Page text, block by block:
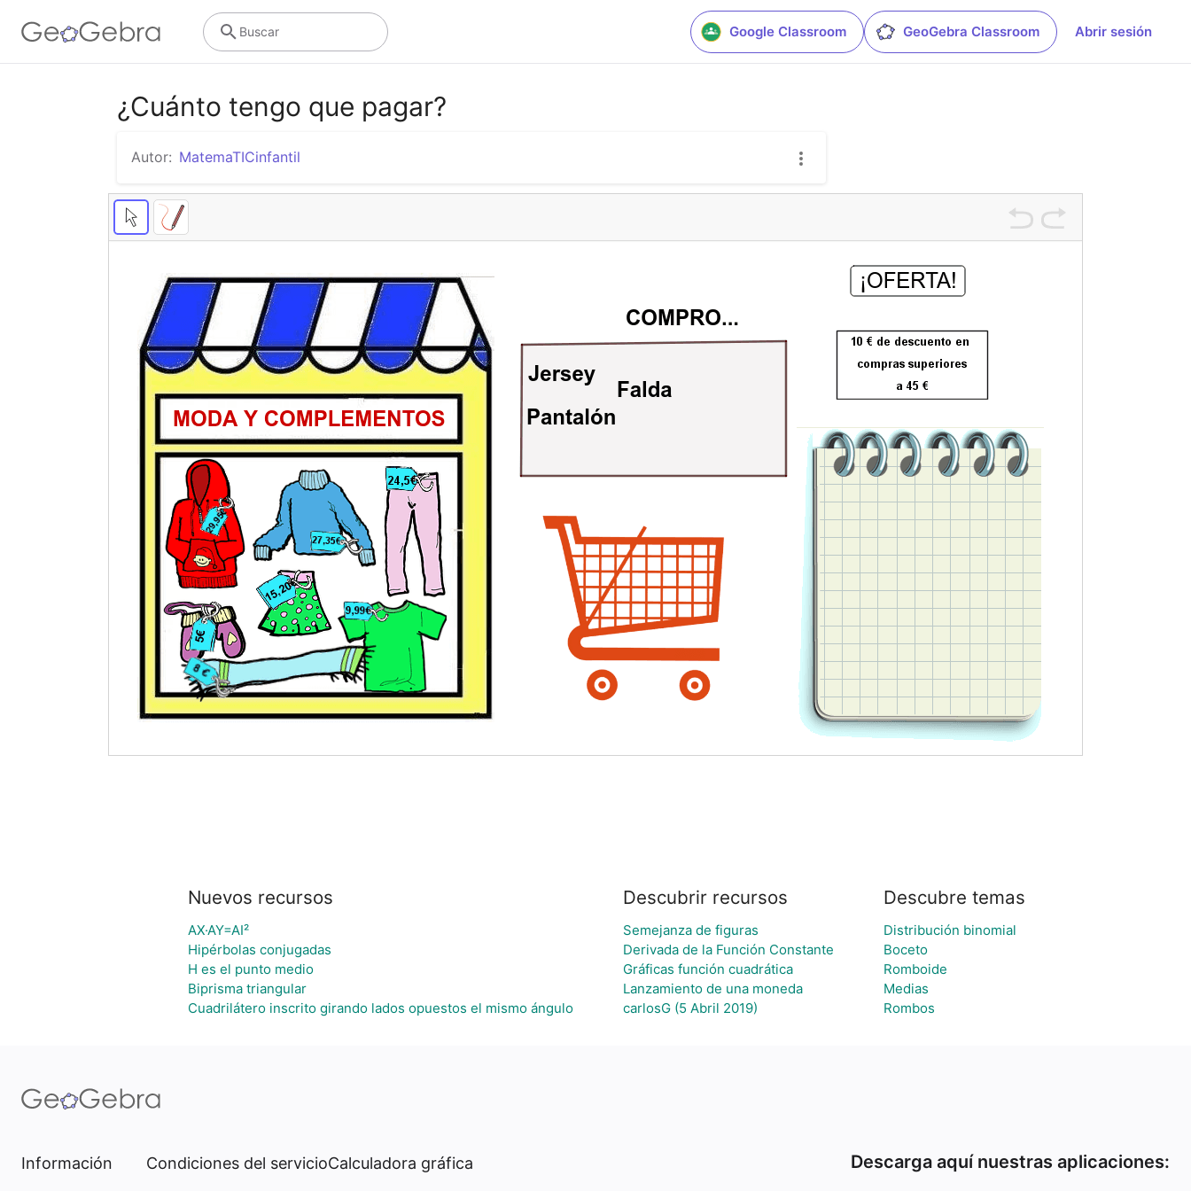
Google Classroom GeoGebra Classroom Abrir sesión
Buscar
¿Cuánto tengo que pagar?
Autor: MatemaTICinfantil
Nuevos recursos
AX·AY=AI²
Hipérbolas conjugadas
H es el punto medio
Biprisma triangular
Cuadrilátero inscrito girando lados opuestos el mismo ángulo
Descubrir recursos
Semejanza de figuras
Derivada de la Función Constante
Gráficas función cuadrática
Lanzamiento de una moneda
carlosG (5 Abril 2019)
Descubre temas
Distribución binomial
Boceto
Romboide
Medias
Rombos
Información Condiciones del servicioCalculadora gráfica Descarga aquí nuestras aplicaciones: